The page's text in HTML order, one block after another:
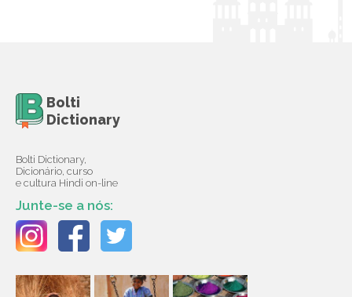
Bolti
Dictionary
Bolti Dictionary,
Dicionário, curso
e cultura Hindi on-line
Junte-se a nós: